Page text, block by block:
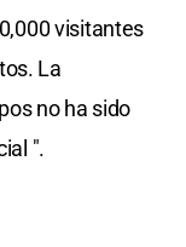
visitantes
La
no ha sido
".